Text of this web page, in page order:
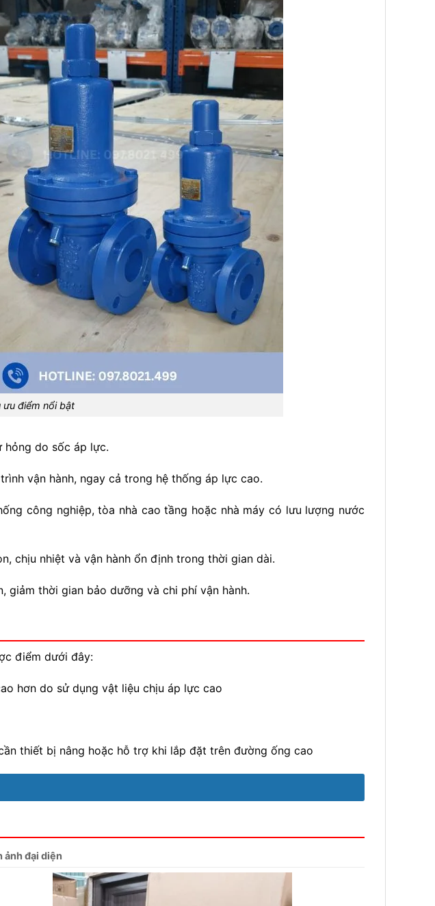
ưu điểm nổi bật
hỏng do sốc áp lực.
vận hành, ngay cả trong hệ thống áp lực cao.
công nghiệp, tòa nhà cao tầng hoặc nhà máy có lưu lượng nước
chịu nhiệt và vận hành ổn định trong thời gian dài.
giảm thời gian bảo dưỡng và chi phí vận hành.
điểm dưới đây:
hơn do sử dụng vật liệu chịu áp lực cao
thiết bị nâng hoặc hỗ trợ khi lắp đặt trên đường ống cao
ảnh đại diện